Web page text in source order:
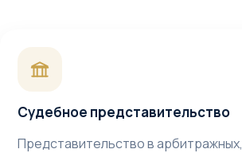
Судебное представительство
Представительство в арбитражных,